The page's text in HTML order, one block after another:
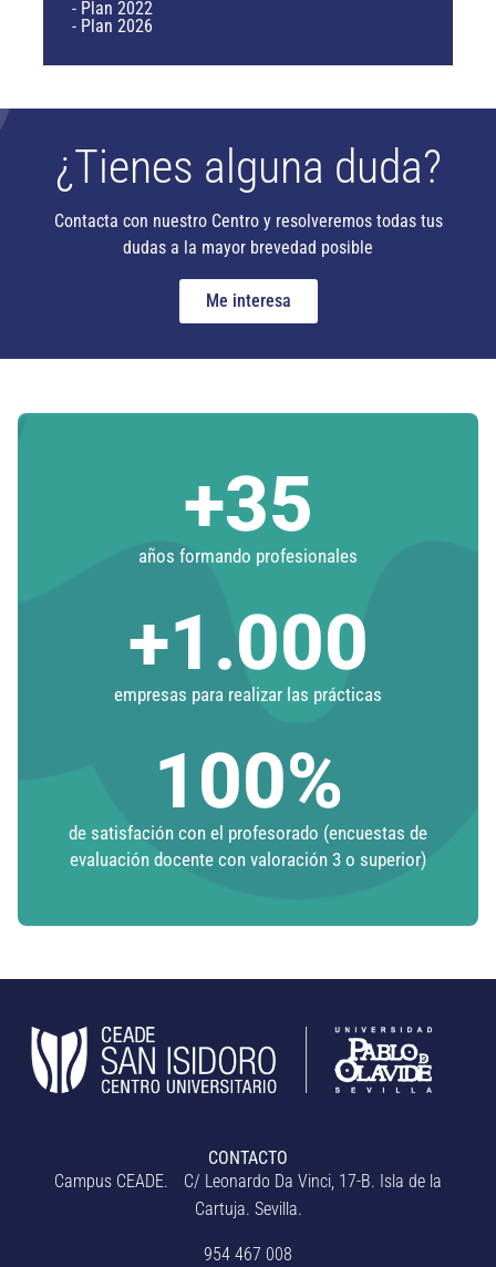
- Plan 2022
- Plan 2026
¿Tienes alguna duda?
Contacta con nuestro Centro y resolveremos todas tus
dudas a la mayor brevedad posible
Me interesa
años formando profesionales
+35
empresas para realizar las prácticas
+1.000
de satisfación con el profesorado (encuestas de
evaluación docente con valoración 3 o superior)​
100%
CONTACTO
Campus CEADE. C/ Leonardo Da Vinci, 17-B. Isla de la
Cartuja. Sevilla.
954 467 008